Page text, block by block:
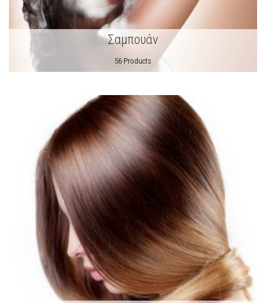
Σαμπουάν
56 Products